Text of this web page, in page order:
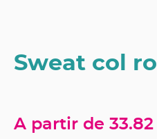
Sweat col
A partir de